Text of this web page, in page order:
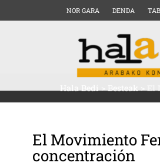
NOR GARA DENDA
Hala Bedi>Besteak>El
El Movimiento
concentración